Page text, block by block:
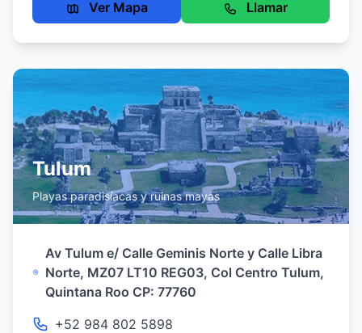
Ver Mapa Llamar
Tulum
Playas paradisíacas y ruinas mayas
Av Tulum e/ Calle Geminis Norte y Calle Libra
Norte, MZ07 LT10 REG03, Col Centro Tulum,
Quintana Roo CP: 77760
+52 984 802 5898